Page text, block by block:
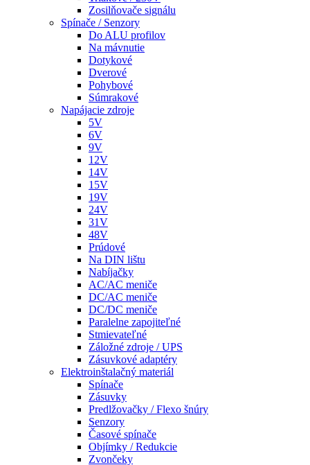
Zosilňovače signálu
Spínače / Senzory
Do ALU profilov
Na mávnutie
Dotykové
Dverové
Pohybové
Súmrakové
Napájacie zdroje
5V
6V
9V
12V
14V
15V
19V
24V
31V
48V
Prúdové
Na DIN lištu
Nabíjačky
AC/AC meniče
DC/AC meniče
DC/DC meniče
Paralelne zapojiteľné
Stmievateľné
Záložné zdroje / UPS
Zásuvkové adaptéry
Elektroinštalačný materiál
Spínače
Zásuvky
Predlžovačky / Flexo šnúry
Senzory
Časové spínače
Objímky / Redukcie
Zvončeky